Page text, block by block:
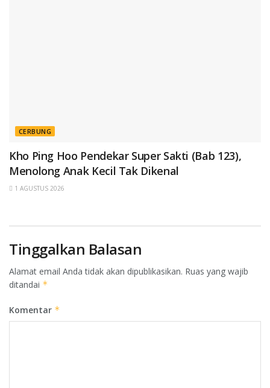
CERBUNG
Kho Ping Hoo Pendekar Super Sakti (Bab 123),
Menolong Anak Kecil Tak Dikenal
1 AGUSTUS 2026
Tinggalkan Balasan
Alamat email Anda tidak akan dipublikasikan. Ruas yang wajib
ditandai *
Komentar *